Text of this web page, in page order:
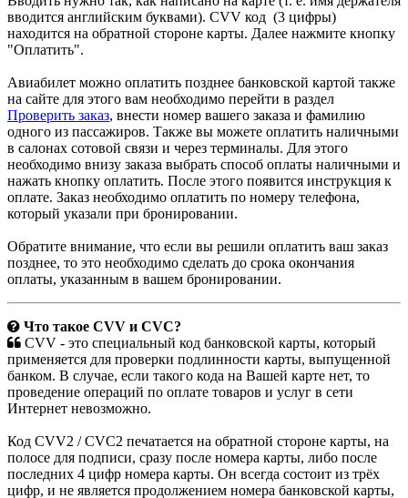
вводится английским буквами). CVV код (3 цифры)
находится на обратной стороне карты. Далее нажмите кнопку
"Оплатить".
Авиабилет можно оплатить позднее банковской картой также
на сайте для этого вам необходимо перейти в раздел
Проверить заказ, внести номер вашего заказа и фамилию
одного из пассажиров. Также вы можете оплатить наличными
в салонах сотовой связи и через терминалы. Для этого
необходимо внизу заказа выбрать способ оплаты наличными и
нажать кнопку оплатить. После этого появится инструкция к
оплате. Заказ необходимо оплатить по номеру телефона,
который указали при бронировании.
Обратите внимание, что если вы решили оплатить ваш заказ
позднее, то это необходимо сделать до срока окончания
оплаты, указанным в вашем бронировании.
Что такое СVV и CVC?
CVV - это специальный код банковской карты, который
применяется для проверки подлинности карты, выпущенной
банком. В случае, если такого кода на Вашей карте нет, то
проведение операций по оплате товаров и услуг в сети
Интернет невозможно.
Код CVV2 / CVC2 печатается на обратной стороне карты, на
полосе для подписи, сразу после номера карты, либо после
последних 4 цифр номера карты. Он всегда состоит из трёх
цифр, и не является продолжением номера банковской карты,